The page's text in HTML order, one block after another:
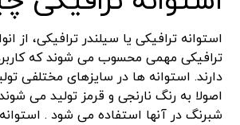
استوانه ترافیکی یا سیلندر ترافیکی، از
ترافیکی مهمی محسوب می شوند که
دارند. استوانه ها در سایزهای مختلفی
اصولا به رنگ نارنجی و قرمز تولید می
شبرنگ در آنها استفاده می شود .